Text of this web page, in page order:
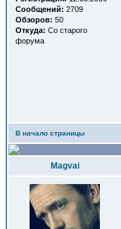
Сообщений: 2709
Обзоров: 50
Откуда: Со старого
форума
В начало страницы
Magvai